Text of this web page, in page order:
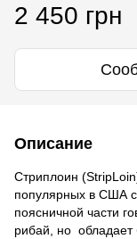
2 450 грн
Описание
Стриплоин
популярных в США
поясничной части
рибай, но